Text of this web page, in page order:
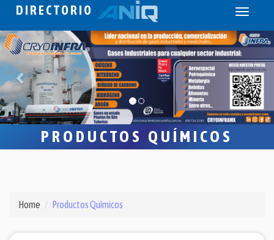
DIRECTORIO
Toggle
PRODUCTOS QUÍMICOS
Home Productos Químicos